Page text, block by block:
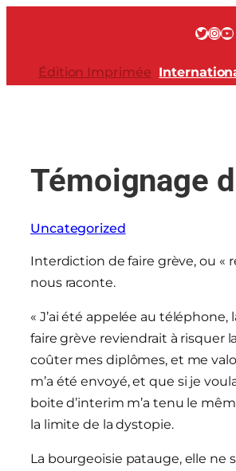
Twitter InstagramYouTube
Édition Imprimée
Témoignage
Uncategorized
Interdiction de faire grève, ou «
nous raconte.
« J’ai été appelée au
faire grève reviendrait à risquer
coûter mes diplômes, et me
m’a été envoyé, et que si je
boite d’interim m’a tenu le
la limite de la dystopie.
La bourgeoisie patauge, elle ne